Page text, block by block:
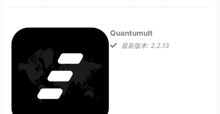
Quantumult
最新版本: 2.2.13